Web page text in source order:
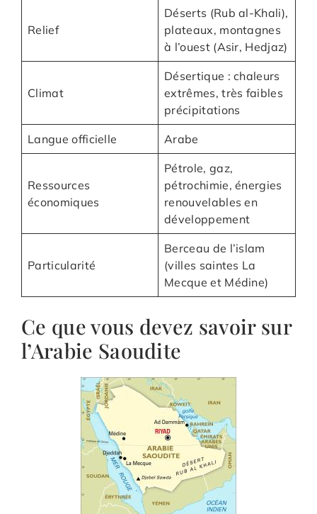
Relief
Déserts (Rub al-Khali),
plateaux, montagnes
à l’ouest (Asir, Hedjaz)
Climat
Désertique : chaleurs
extrêmes, très faibles
précipitations
Langue officielle Arabe
Ressources
économiques
Pétrole, gaz,
pétrochimie, énergies
renouvelables en
développement
Particularité
Berceau de l’islam
(villes saintes La
Mecque et Médine)
Ce que vous devez savoir sur
l’Arabie Saoudite